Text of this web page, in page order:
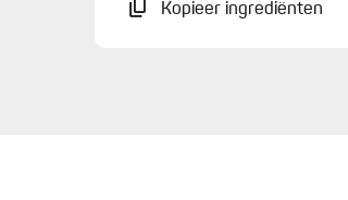
Kopieer ingrediënten